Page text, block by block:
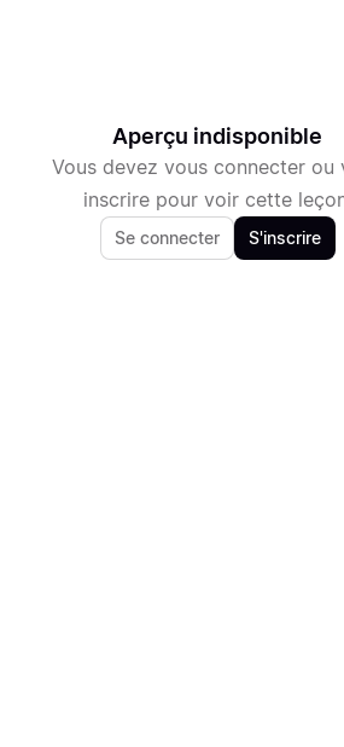
Aperçu indisponible
Vous devez vous connecter ou
inscrire pour voir cette
Se connecter S'inscrire